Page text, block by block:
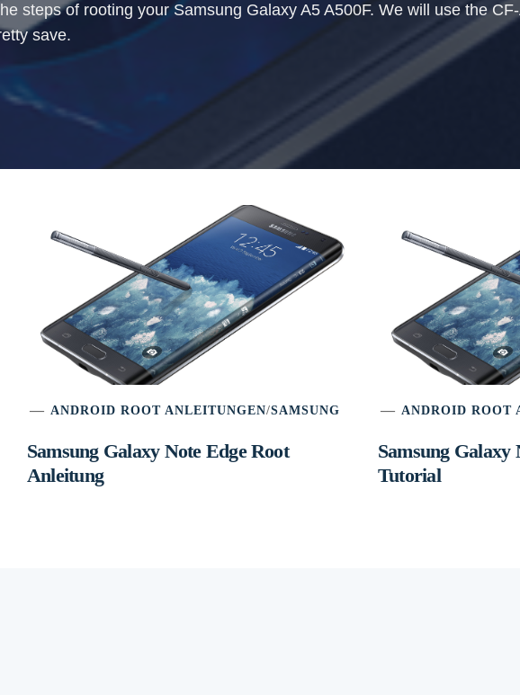
steps of rooting your Samsung Galaxy A5 A500F. We will use the
save.
ANDROID ROOT ANLEITUNGEN/SAMSUNG
Samsung Galaxy Note Edge Root
Anleitung
ANDROID ROOT
Samsung Galaxy
Tutorial